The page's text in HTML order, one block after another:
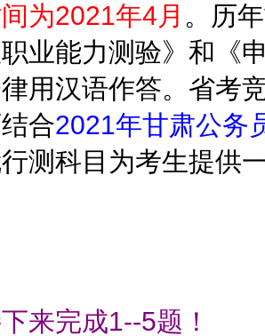
为2021年4月 。历
职业能力测验》和《
用汉语作答。省考
合2021年甘肃公务
测科目为考生提供
来完成1--5题！